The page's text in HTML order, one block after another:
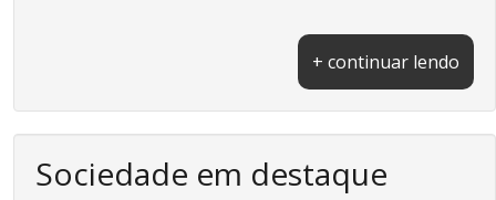
+ continuar lendo
Sociedade em destaque